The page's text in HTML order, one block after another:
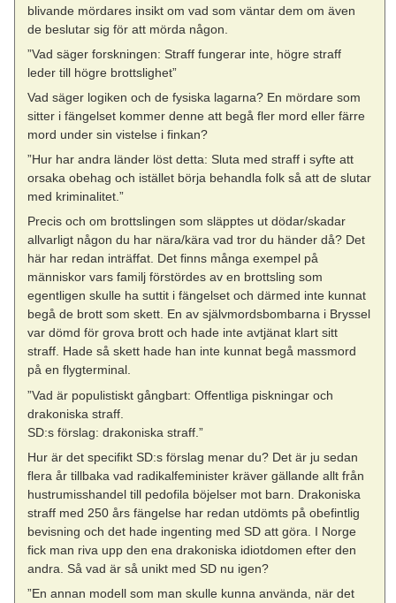
blivande mördares insikt om vad som väntar dem om även
de beslutar sig för att mörda någon.
”Vad säger forskningen: Straff fungerar inte, högre straff
leder till högre brottslighet”
Vad säger logiken och de fysiska lagarna? En mördare som
sitter i fängelset kommer denne att begå fler mord eller färre
mord under sin vistelse i finkan?
”Hur har andra länder löst detta: Sluta med straff i syfte att
orsaka obehag och istället börja behandla folk så att de slutar
med kriminalitet.”
Precis och om brottslingen som släpptes ut dödar/skadar
allvarligt någon du har nära/kära vad tror du händer då? Det
här har redan inträffat. Det finns många exempel på
människor vars familj förstördes av en brottsling som
egentligen skulle ha suttit i fängelset och därmed inte kunnat
begå de brott som skett. En av självmordsbombarna i Bryssel
var dömd för grova brott och hade inte avtjänat klart sitt
straff. Hade så skett hade han inte kunnat begå massmord
på en flygterminal.
”Vad är populistiskt gångbart: Offentliga piskningar och
drakoniska straff.
SD:s förslag: drakoniska straff.”
Hur är det specifikt SD:s förslag menar du? Det är ju sedan
flera år tillbaka vad radikalfeminister kräver gällande allt från
hustrumisshandel till pedofila böjelser mot barn. Drakoniska
straff med 250 års fängelse har redan utdömts på obefintlig
bevisning och det hade ingenting med SD att göra. I Norge
fick man riva upp den ena drakoniska idiotdomen efter den
andra. Så vad är så unikt med SD nu igen?
”En annan modell som man skulle kunna använda, när det